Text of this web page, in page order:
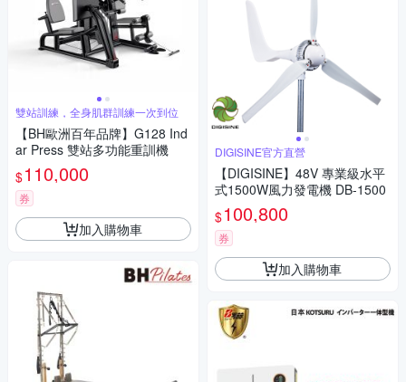
雙站訓練，全身肌群訓練一次到位
【BH歐洲百年品牌】G128 Ind
ar Press 雙站多功能重訓機
$110,000
券
加入購物車
DIGISINE官方直營
【DIGISINE】48V 專業級水平
式1500W風力發電機 DB-1500
$100,800
券
加入購物車